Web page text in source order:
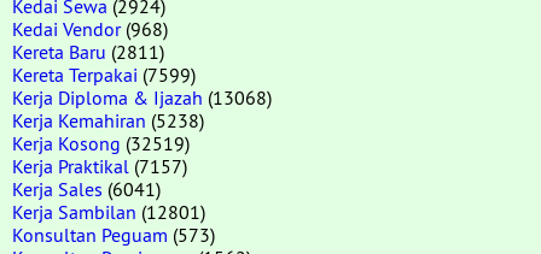
Kedai Sewa (2924)
Kedai Vendor(968)
Kereta Baru (2811)
Kereta Terpakai (7599)
Kerja Diploma & Ijazah (13068)
Kerja Kemahiran (5238)
Kerja Kosong (32519)
Kerja Praktikal (7157)
Kerja Sales (6041)
Kerja Sambilan (12801)
Konsultan Peguam (573)